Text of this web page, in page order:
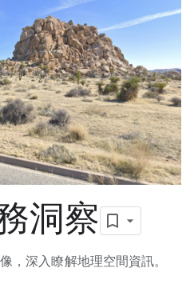
洞察
，深入瞭解地理空間資訊。